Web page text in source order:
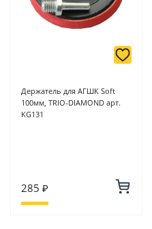
Держатель для АГШК Soft
100мм, TRIO-DIAMOND арт.
KG131
285 ₽